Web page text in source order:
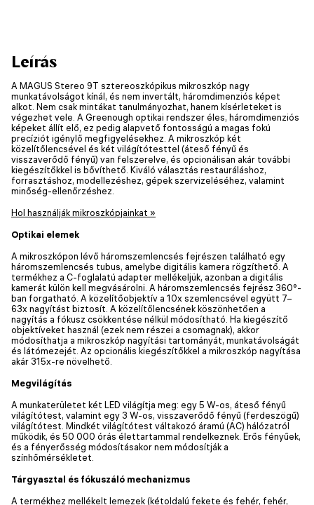
Leírás
A MAGUS Stereo 9T sztereoszkópikus mikroszkóp nagy
munkatávolságot kínál, és nem invertált, háromdimenziós képet
alkot. Nem csak mintákat tanulmányozhat, hanem kísérleteket is
végezhet vele. A Greenough optikai rendszer éles, háromdimenziós
képeket állít elő, ez pedig alapvető fontosságú a magas fokú
precíziót igénylő megfigyelésekhez. A mikroszkóp két
közelítőlencsével és két világítótesttel (áteső fényű és
visszaverődő fényű) van felszerelve, és opcionálisan akár további
kiegészítőkkel is bővíthető. Kiváló választás restauráláshoz,
forrasztáshoz, modellezéshez, gépek szervizeléséhez, valamint
minőség-ellenőrzéshez.
Hol használják mikroszkópjainkat »
Optikai elemek
A mikroszkópon lévő háromszemlencsés fejrészen található egy
háromszemlencsés tubus, amelybe digitális kamera rögzíthető. A
termékhez a C-foglalatú adapter mellékeljük, azonban a digitális
kamerát külön kell megvásárolni. A háromszemlencsés fejrész 360°-
ban forgatható. A közelítőobjektív a 10x szemlencsével együtt 7–
63x nagyítást biztosít. A közelítőlencsének köszönhetően a
nagyítás a fókusz csökkentése nélkül módosítható. Ha kiegészítő
objektíveket használ (ezek nem részei a csomagnak), akkor
módosíthatja a mikroszkóp nagyítási tartományát, munkatávolságát
és látómezejét. Az opcionális kiegészítőkkel a mikroszkóp nagyítása
akár 315x-re növelhető.
Megvilágítás
A munkaterületet két LED világítja meg: egy 5 W-os, áteső fényű
világítótest, valamint egy 3 W-os, visszaverődő fényű (ferdeszögű)
világítótest. Mindkét világítótest váltakozó áramú (AC) hálózatról
működik, és 50 000 órás élettartammal rendelkeznek. Erős fényűek,
és a fényerősség módosításakor nem módosítják a
színhőmérsékletet.
Tárgyasztal és fókuszáló mechanizmus
A termékhez mellékelt lemezek (kétoldalú fekete és fehér, fehér,